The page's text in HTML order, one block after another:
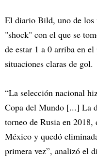
El diario Bild, uno de los
"shock" con el que se
de estar 1 a 0 arriba en
situaciones claras de gol.
“La selección nacional
Copa del Mundo [...] La
torneo de Rusia en
México y quedó
primera vez”, analizó el